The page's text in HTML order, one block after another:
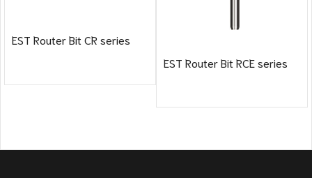
EST Router Bit CR series
EST Router Bit RCE series